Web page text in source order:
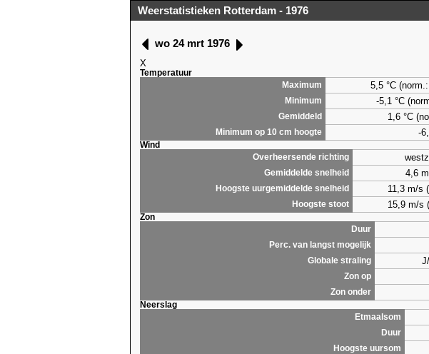
Weerstatistieken Rotterdam - 1976
wo 24 mrt 1976
X
Temperatuur
Maximum
5,5°C (norm.:
Minimum -5,1 °C
Gemiddeld 1,6 °C
Minimum op 10 cm hoogte -
Wind
Overheersende richting
Gemiddelde snelheid 4,6
Hoogste uurgemiddelde snelheid 11,3 m/s
Hoogste stoot 15,9 m/s
Zon
Duur
Perc. van langst mogelijk
Globale straling
Zon op
Zon onder
Neerslag
Etmaalsom
Duur
Hoogste uursom